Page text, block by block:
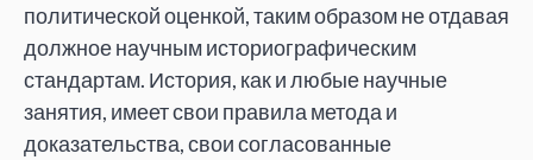
политической оценкой, таким образом не отдавая
должное научным историографическим
стандартам. История, как и любые научные
занятия, имеет свои правила метода и
доказательства, свои согласованные